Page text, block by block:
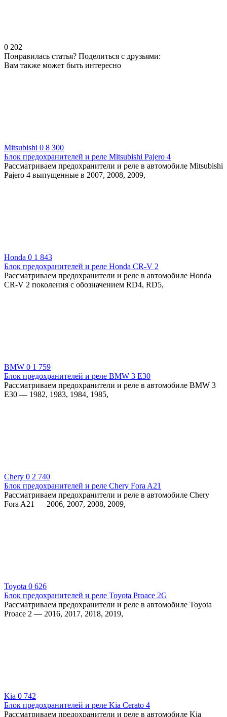
0 202
Понравилась статья? Поделиться с друзьями:
Вам также может быть интересно
Mitsubishi 0 8 300
Блок предохранителей и реле Mitsubishi Pajero 4
Рассматриваем предохранители и реле в автомобиле Mitsubishi
Pajero 4 выпущенные в 2007, 2008, 2009,
Honda 0 1 843
Блок предохранителей и реле Honda CR-V 2
Рассматриваем предохранители и реле в автомобиле Honda
CR-V 2 поколения с обозначением RD4, RD5,
BMW 0 1 759
Блок предохранителей и реле BMW 3 E30
Рассматриваем предохранители и реле в автомобиле BMW 3
E30 — 1982, 1983, 1984, 1985,
Chery 0 2 740
Блок предохранителей и реле Chery Fora A21
Рассматриваем предохранители и реле в автомобиле Chery
Fora A21 — 2006, 2007, 2008, 2009,
Toyota 0 626
Блок предохранителей и реле Toyota Proace 2G
Рассматриваем предохранители и реле в автомобиле Toyota
Proace 2 — 2016, 2017, 2018, 2019,
Kia 0 742
Блок предохранителей и реле Kia Cerato 4
Рассматриваем предохранители и реле в автомобиле Kia